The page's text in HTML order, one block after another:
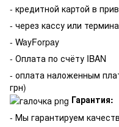
- кредитной картой в
- через кассу или
- WayForpay
- Оплата по счёту IBAN
- оплата наложенным
грн)
Гарантия:
- Мы гарантируем